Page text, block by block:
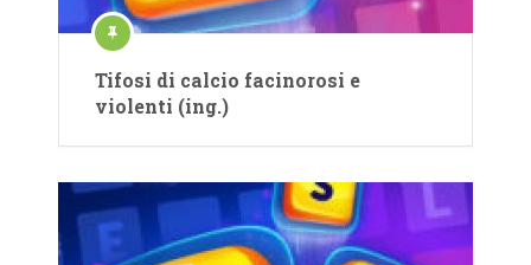
Tifosi di calcio facinorosi e
violenti (ing.)